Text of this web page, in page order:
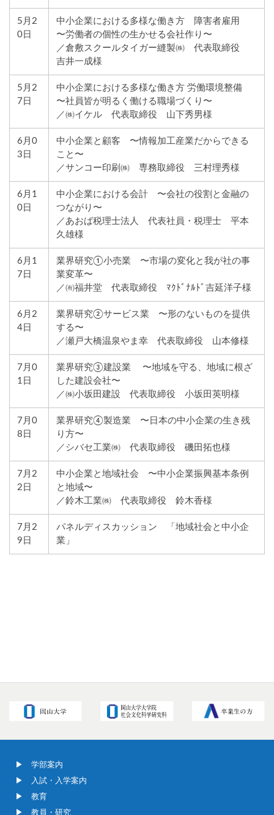
5月2
0日
中小企業における多様な働き方 障害者雇用
〜労働者の個性の生かせる会社作り〜
／倉敷スクールタイガー縫製㈱ 代表取締役
吉井一成様
5月2
7日
中小企業における多様な働き方 労働環境整備
〜社員皆が明るく働ける職場づくり〜
／㈱イケル 代表取締役 山下秀男様
6月0
3日
中小企業と顧客 〜情報加工産業だからできる
こと〜
／サンコー印刷㈱ 専務取締役 三村理秀様
6月1
0日
中小企業における会計 〜会社の役割と金融の
つながり〜
／あおば税理士法人 代表社員・税理士 平本
久雄様
6月1
7日
業界研究①小売業 〜市場の変化と我が社の事
業変革〜
／㈲福井堂 代表取締役 ﾏｸﾄﾞﾅﾙﾄﾞ吉延洋子様
6月2
4日
業界研究②サービス業 〜形のないものを提供
する〜
／瀬戸大橋温泉やま幸 代表取締役 山本修様
7月0
1日
業界研究③建設業 〜地域を守る、地域に根ざ
した建設会社〜
／㈱小坂田建設 代表取締役 小坂田英明様
7月0
8日
業界研究④製造業 〜日本の中小企業の生き残
り方〜
／シバセ工業㈱ 代表取締役 磯田拓也様
7月2
2日
中小企業と地域社会 〜中小企業振興基本条例
と地域〜
／鈴木工業㈱ 代表取締役 鈴木香様
7月2
9日
パネルディスカッション 「地域社会と中小企
業」
学部案内
入試・入学案内
教育
教員・研究